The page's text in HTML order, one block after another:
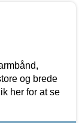
og brede
her for at se